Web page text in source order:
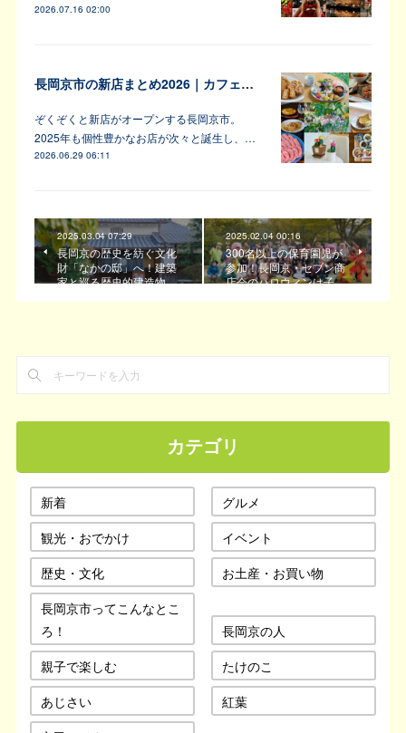
2026.07.16 02:00
長岡京市の新店まとめ2026｜カフェ・居酒屋・韓国料理など注目6軒
ぞくぞくと新店がオープンする長岡京市。
2025年も個性豊かなお店が次々と誕生し、…
2026.06.29 06:11
2025.03.04 07:29
長岡京の歴史を紡ぐ文化
財「なかの邸」へ！建築
家と巡る歴史的建造物
2025.02.04 00:16
300名以上の保育園児が
参加！長岡京・セブン商
店会のハロウィンは子…
カテゴリ
新着
グルメ
観光・おでかけ
イベント
歴史・文化
お土産・お買い物
長岡京市ってこんなとこ
ろ！
長岡京の人
親子で楽しむ
たけのこ
あじさい
紅葉